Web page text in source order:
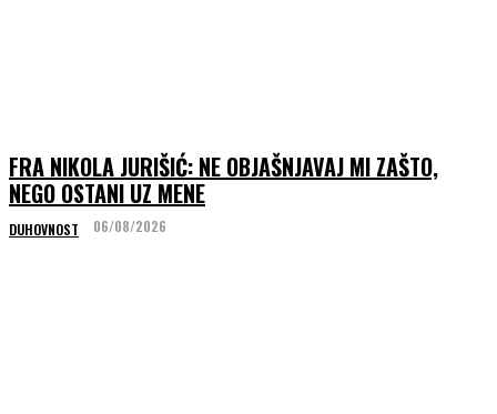
FRA NIKOLA JURIŠIĆ: NE OBJAŠNJAVAJ MI ZAŠTO,
NEGO OSTANI UZ MENE
DUHOVNOST 06/08/2026